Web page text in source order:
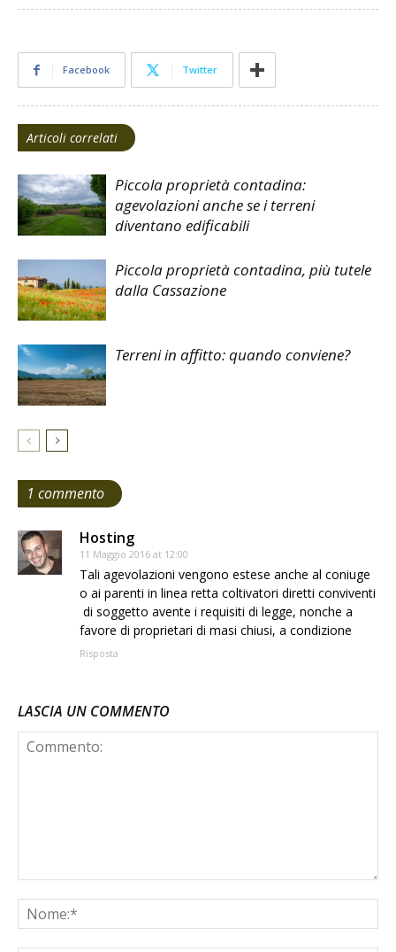
Facebook Twitter
Articoli correlati
Piccola proprietà contadina:
agevolazioni anche se i terreni
diventano edificabili
Piccola proprietà contadina, più tutele
dalla Cassazione
Terreni in affitto: quando conviene?
1 commento
Hosting
11 Maggio 2016 at 12:00
Tali agevolazioni vengono estese anche al coniuge
o ai parenti in linea retta coltivatori diretti conviventi
di soggetto avente i requisiti di legge, nonche a
favore di proprietari di masi chiusi, a condizione
Risposta
LASCIA UN COMMENTO